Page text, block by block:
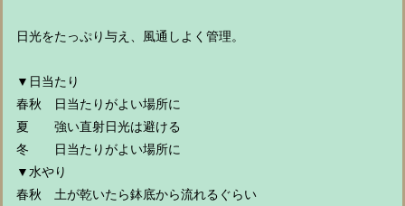
日光をたっぷり与え、風通しよく管理。
▼日当たり
春秋 日当たりがよい場所に
夏 強い直射日光は避ける
冬 日当たりがよい場所に
▼水やり
春秋 土が乾いたら鉢底から流れるぐらい